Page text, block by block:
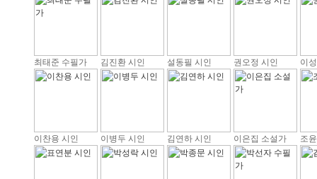
최태준 수필가 김진환 시인 설동필 시인 권오정 시인 이
이찬용 시인 이병두 시인 김연하 시인 이은집 소설가 조